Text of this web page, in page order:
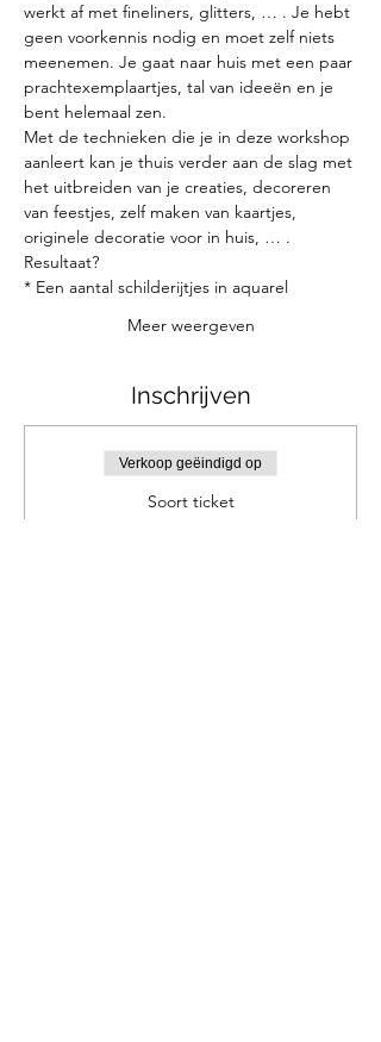
werkt af met fineliners, glitters, … . Je hebt
geen voorkennis nodig en moet zelf niets
meenemen. Je gaat naar huis met een paar
prachtexemplaartjes, tal van ideeën en je
bent helemaal zen.
Met de technieken die je in deze workshop
aanleert kan je thuis verder aan de slag met
het uitbreiden van je creaties, decoreren
van feestjes, zelf maken van kaartjes,
originele decoratie voor in huis, … .
Resultaat?
* Een aantal schilderijtjes in aquarel
Meer weergeven
Inschrijven
Verkoop geëindigd op
Soort ticket